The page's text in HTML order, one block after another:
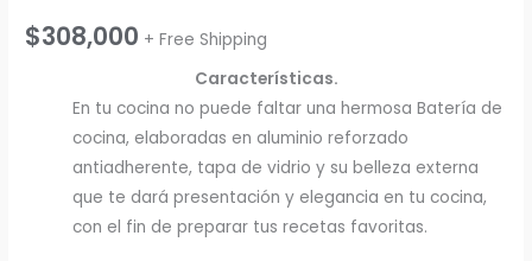
$308,000 + Free Shipping
Características.
En tu cocina no puede faltar una hermosa Batería de
cocina, elaboradas en aluminio reforzado
antiadherente, tapa de vidrio y su belleza externa
que te dará presentación y elegancia en tu cocina,
con el fin de preparar tus recetas favoritas.